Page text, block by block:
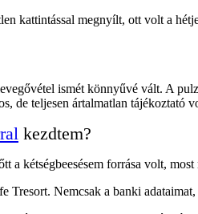
kattintással megnyílt, ott volt a
ismét könnyűvé vált. A
de teljesen ártalmatlan tájékoztató
kezdtem?
a kétségbeesésem forrása volt,
Tresort. Nemcsak a banki